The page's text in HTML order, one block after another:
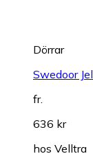
Dörrar
Swedoor
fr.
636 kr
hos Velltra